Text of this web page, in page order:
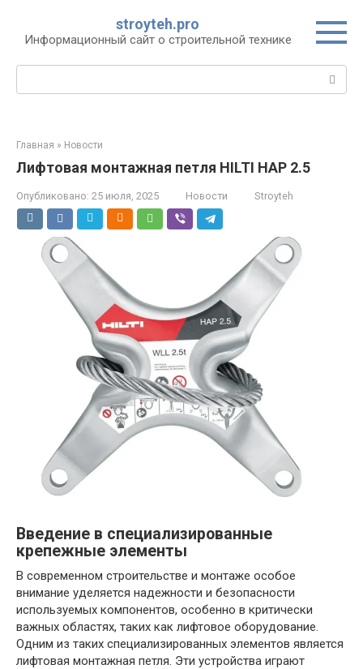
контенту
stroyteh.pro
Информационный сайт о строительной технике
Главная » Новости
Лифтовая монтажная петля HILTI HAP 2.5
Опубликовано: 25 июля, 2025 Новости Stroyteh
Введение в специализированные
крепежные элементы
В современном строительстве и монтаже особое
внимание уделяется надежности и безопасности
используемых компонентов, особенно в критически
важных областях, таких как лифтовое оборудование.
Одним из таких специализированных элементов является
лифтовая монтажная петля. Эти устройства играют